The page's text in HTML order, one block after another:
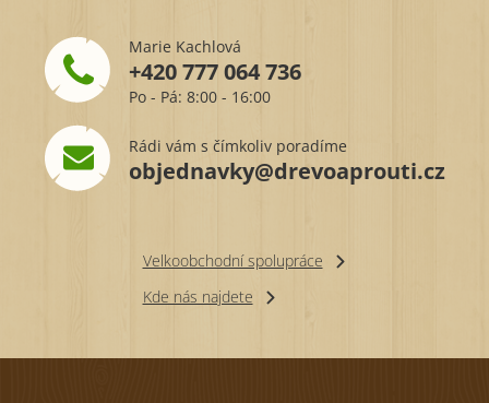
Marie Kachlová
+420 777 064 736
Po - Pá: 8:00 - 16:00
objednavky@drevoaprouti.cz
Rádi vám s čímkoliv poradíme
Velkoobchodní spolupráce
Kde nás najdete
Z